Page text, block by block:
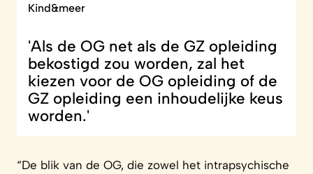
Kind&meer
'Als de OG net als de GZ opleiding
bekostigd zou worden, zal het
kiezen voor de OG opleiding of de
GZ opleiding een inhoudelijke keus
worden.'
“De blik van de OG, die zowel het intrapsychische